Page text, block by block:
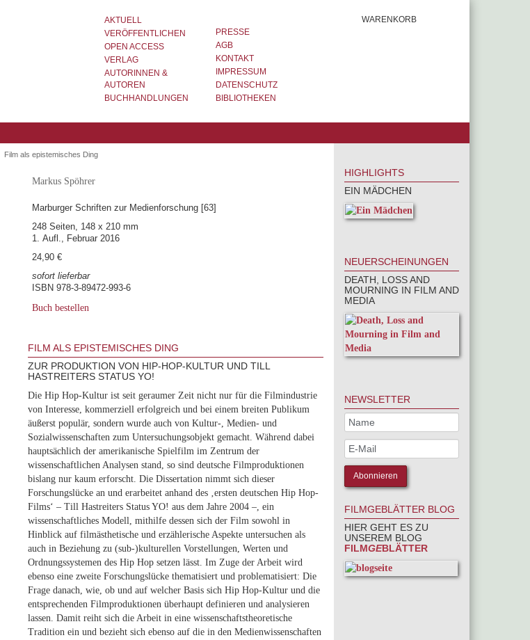
AKTUELL
VERÖFFENTLICHEN
OPEN ACCESS
VERLAG
AUTORINNEN &
AUTOREN
BUCHHANDLUNGEN
PRESSE
AGB
KONTAKT
IMPRESSUM
DATENSCHUTZ
BIBLIOTHEKEN
WARENKORB
Film als epistemisches Ding
Markus Spöhrer
Marburger Schriften zur Medienforschung [63]
248 Seiten, 148 x 210 mm
1. Aufl., Februar 2016
24,90 €
sofort lieferbar
ISBN 978-3-89472-993-6
Buch bestellen
FILM ALS EPISTEMISCHES DING
ZUR PRODUKTION VON HIP-HOP-KULTUR UND TILL
HASTREITERS STATUS YO!
Die Hip Hop-Kultur ist seit geraumer Zeit nicht nur für die Filmindustrie
von Interesse, kommerziell erfolgreich und bei einem breiten Publikum
äußerst populär, sondern wurde auch von Kultur-, Medien- und
Sozialwissenschaften zum Untersuchungsobjekt gemacht. Während dabei
hauptsächlich der amerikanische Spielfilm im Zentrum der
wissenschaftlichen Analysen stand, so sind deutsche Filmproduktionen
bislang nur kaum erforscht. Die Dissertation nimmt sich dieser
Forschungslücke an und erarbeitet anhand des ‚ersten deutschen Hip Hop-
Films‘ – Till Hastreiters Status YO! aus dem Jahre 2004 –, ein
wissenschaftliches Modell, mithilfe dessen sich der Film sowohl in
Hinblick auf filmästhetische und erzählerische Aspekte untersuchen als
auch in Beziehung zu (sub-)kulturellen Vorstellungen, Werten und
Ordnungssystemen des Hip Hop setzen lässt. Im Zuge der Arbeit wird
ebenso eine zweite Forschungslücke thematisiert und problematisiert: Die
Frage danach, wie, ob und auf welcher Basis sich Hip Hop-Kultur und die
entsprechenden Filmproduktionen überhaupt definieren und analysieren
lassen. Damit reiht sich die Arbeit in eine wissenschaftstheoretische
Tradition ein und bezieht sich ebenso auf die in den Medienwissenschaften
HIGHLIGHTS
EIN MÄDCHEN
NEUERSCHEINUNGEN
DEATH, LOSS AND
MOURNING IN FILM AND
MEDIA
NEWSLETTER
FILMGEBLÄTTER BLOG
HIER GEHT ES ZU
UNSEREM BLOG
FILMGEBLÄTTER